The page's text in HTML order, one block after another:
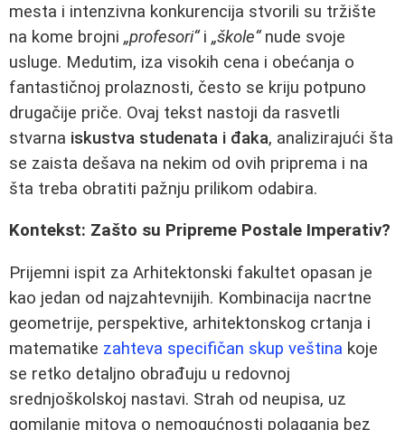
mesta i intenzivna konkurencija stvorili su tržište
na kome brojni „profesori“i „škole“nude svoje
usluge. Medutim, iza visokih cena i obećanja o
fantastičnoj prolaznosti, često se kriju potpuno
drugačije priče. Ovaj tekst nastoji da rasvetli
stvarna iskustva studenata i đaka, analizirajući šta
se zaista dešava na nekim od ovih priprema i na
šta treba obratiti pažnju prilikom odabira.
Kontekst: Zašto su Pripreme Postale Imperativ?
Prijemni ispit za Arhitektonski fakultet opasan je
kao jedan od najzahtevnijih. Kombinacija nacrtne
geometrije, perspektive, arhitektonskog crtanja i
matematike zahteva specifičan skup veština koje
se retko detaljno obrađuju u redovnoj
srednjoškolskoj nastavi. Strah od neupisa, uz
gomilanje mitova o nemogućnosti polaganja bez